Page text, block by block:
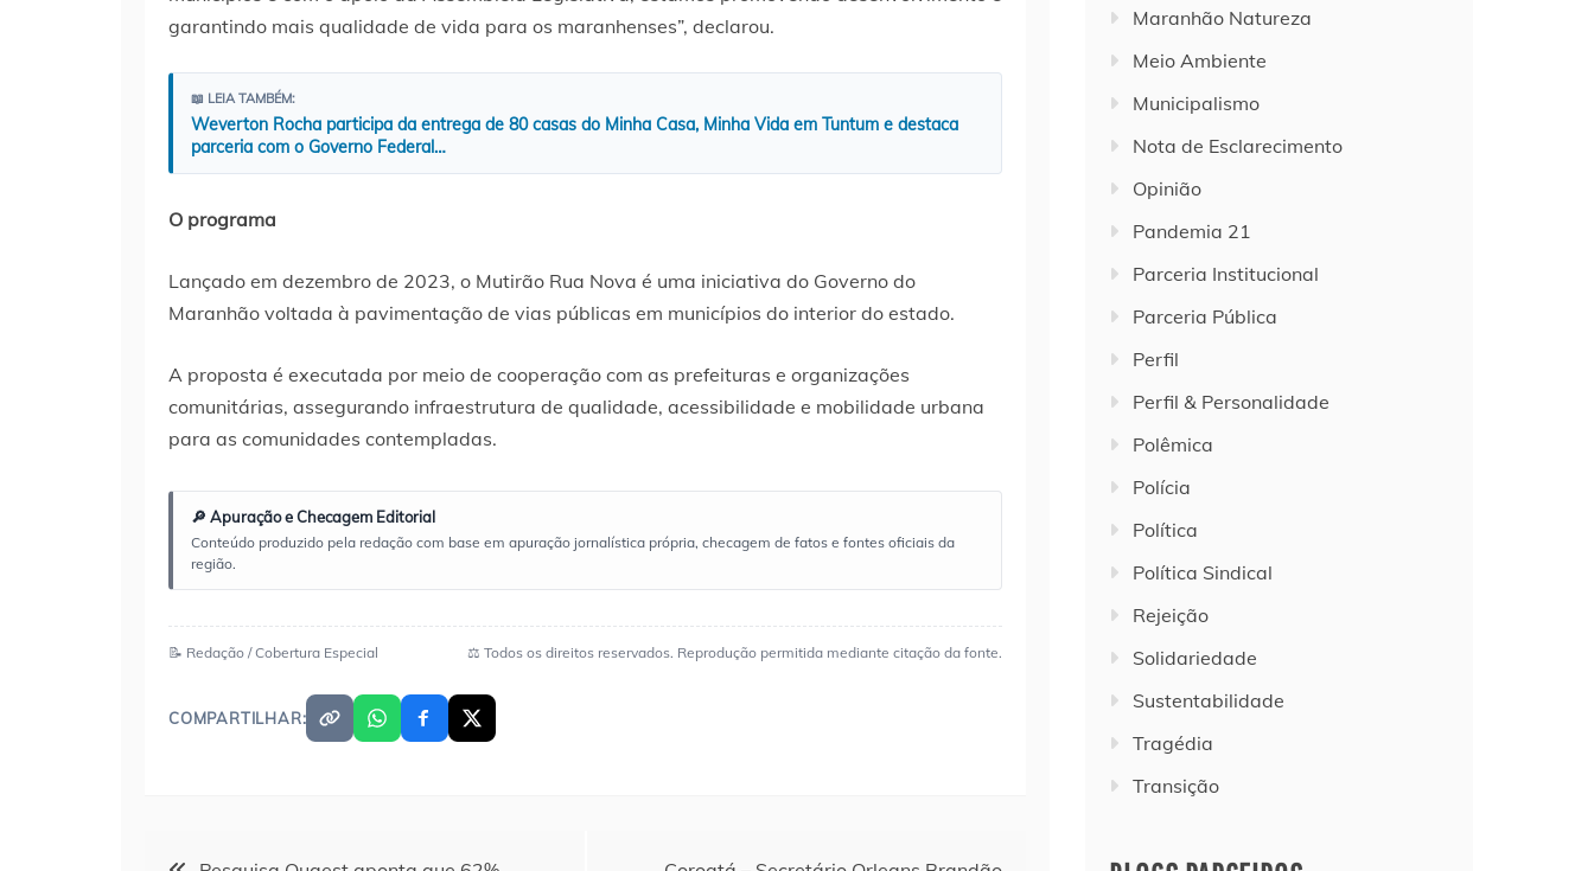
garantindo mais qualidade de vida para os maranhenses”, declarou.
📖 LEIA TAMBÉM:
Weverton Rocha participa da entrega de 80 casas do Minha Casa, Minha Vida em Tuntum e destaca
parceria com o Governo Federal…
O programa
Lançado em dezembro de 2023, o Mutirão Rua Nova é uma iniciativa do Governo do
Maranhão voltada à pavimentação de vias públicas em municípios do interior do estado.
A proposta é executada por meio de cooperação com as prefeituras e organizações
comunitárias, assegurando infraestrutura de qualidade, acessibilidade e mobilidade urbana
para as comunidades contempladas.
🔎 Apuração e Checagem Editorial
Conteúdo produzido pela redação com base em apuração jornalística própria, checagem de fatos e fontes oficiais da
região.
📝 Redação / Cobertura Especial ⚖️ Todos os direitos reservados. Reprodução permitida mediante citação da fonte.
COMPARTILHAR:
Navegação
Maranhão Natureza
Meio Ambiente
Municipalismo
Nota de Esclarecimento
Opinião
Pandemia 21
Parceria Institucional
Parceria Pública
Perfil
Perfil & Personalidade
Polêmica
Polícia
Política
Política Sindical
Rejeição
Solidariedade
Sustentabilidade
Tragédia
Transição